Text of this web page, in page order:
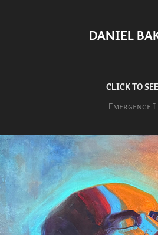
DANIEL
CLICK TO SEE
Emergence I